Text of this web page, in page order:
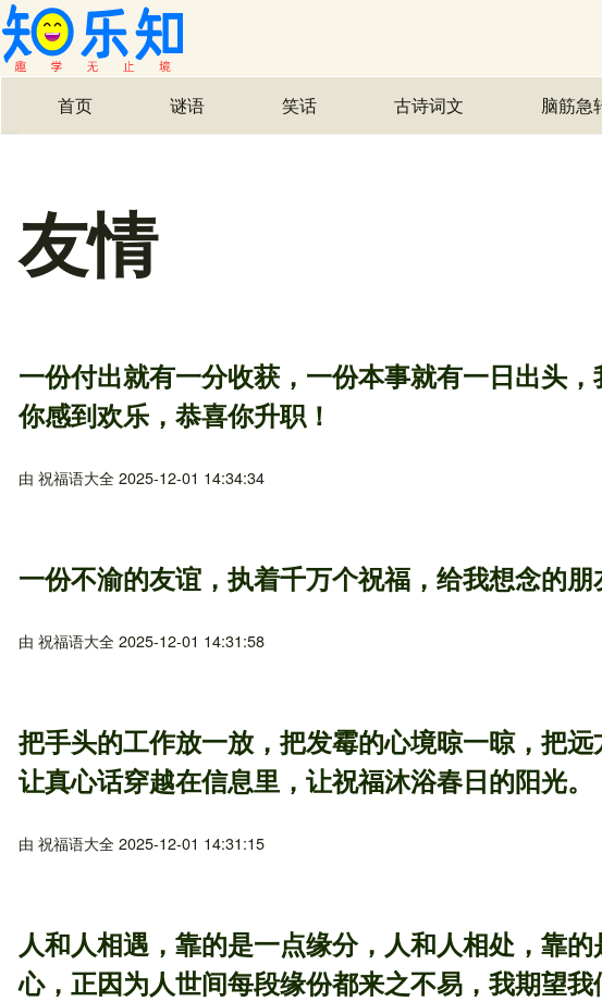
主导航
首页 谜语 笑话 古诗词文 脑筋急
友情
一份付出就有一分收获，一份本事就有一日出头
你感到欢乐，恭喜你升职！
由 祝福语大全2025-12-01 14:34:34
一份不渝的友谊，执着千万个祝福，给我想念的朋
由 祝福语大全2025-12-01 14:31:58
把手头的工作放一放，把发霉的心境晾一晾，把
让真心话穿越在信息里，让祝福沐浴春日的阳光。
由 祝福语大全2025-12-01 14:31:15
人和人相遇，靠的是一点缘分，人和人相处，靠
心，正因为人世间每段缘份都来之不易，我期望我